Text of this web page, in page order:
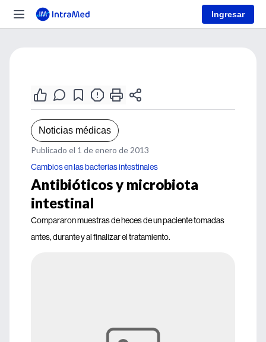
Ingresar
Noticias médicas
Publicado el 1 de enero de 2013
Cambios en las bacterias intestinales
Antibióticos y microbiota
intestinal
Compararon muestras de heces de un paciente tomadas
antes, durante y al finalizar el tratamiento.